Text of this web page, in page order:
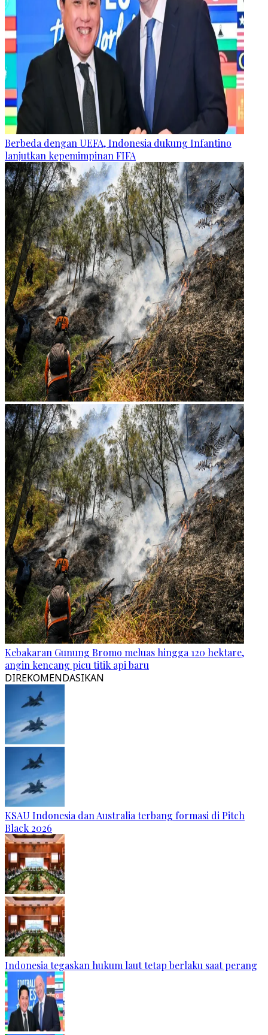
Berbeda dengan UEFA, Indonesia dukung Infantino
lanjutkan kepemimpinan FIFA
Kebakaran Gunung Bromo meluas hingga 120 hektare,
angin kencang picu titik api baru
DIREKOMENDASIKAN
KSAU Indonesia dan Australia terbang formasi di Pitch
Black 2026
Indonesia tegaskan hukum laut tetap berlaku saat perang